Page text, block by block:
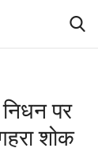
निधन पर
शोक